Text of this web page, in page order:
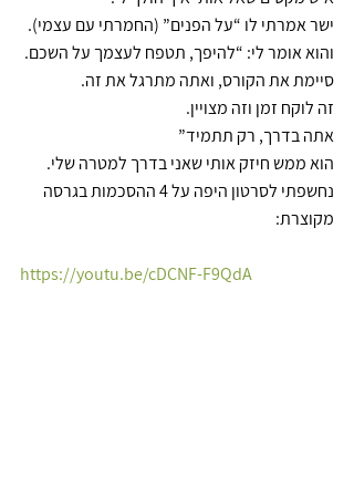
ישר אמרתי לו “על הפנים” (החמרתי עם עצמי).
והוא אומר לי: “להיפך, תטפח לעצמך על השכם.
סיימת את הקורס, ואתה מתרגל את זה.
זה לוקח זמן וזה מצויין.
אתה בדרך, רק תתמיד”
הוא ממש חיזק אותי שאני בדרך למטרה שלי.
נחשפתי לסרטון היפה על 4 ההסכמות בגרסה
מקוצרת:
https://youtu.be/cDCNF-F9QdA